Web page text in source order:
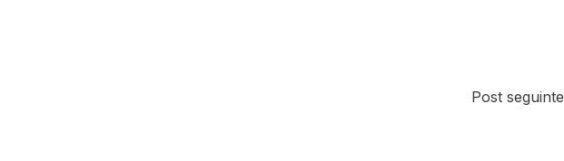
Post seguinte